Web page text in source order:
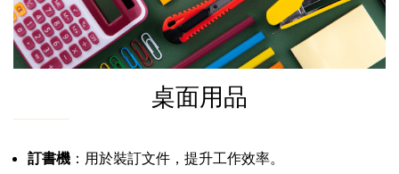
桌面用品
訂書機 ：用於裝訂文件，提升工作效率。